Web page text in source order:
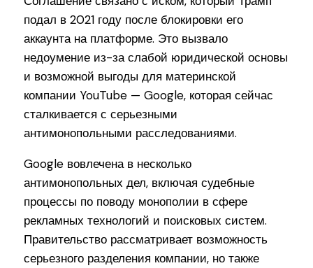
подал в 2021 году после блокировки его
аккаунта на платформе. Это вызвало
недоумение из-за слабой юридической основы
и возможной выгоды для материнской
компании YouTube — Google, которая сейчас
сталкивается с серьезными
антимонопольными расследованиями.
Google вовлечена в несколько
антимонопольных дел, включая судебные
процессы по поводу монополии в сфере
рекламных технологий и поисковых систем.
Правительство рассматривает возможность
серьезного разделения компании, но также